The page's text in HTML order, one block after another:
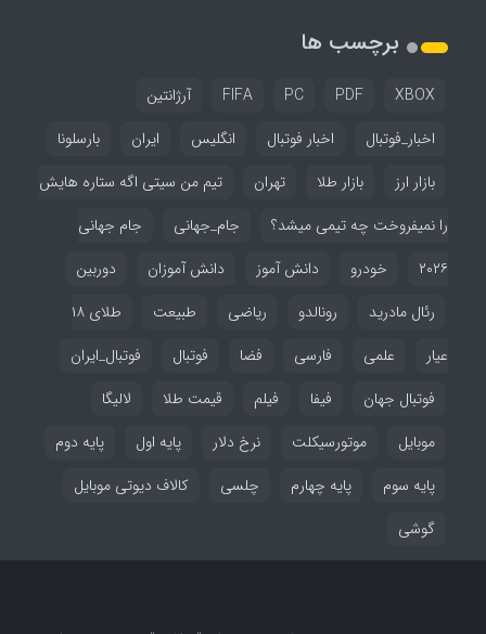
برچسب ها
FIFA PC PDF XBOX
آرژانتین
اخبار_فوتبال
اخبار فوتبال انگلیس ایران
بارسلونا
بازار ارز
بازار طلا تهران
تیم من سیتی اگه ستاره هایش
را نمیفروخت چه تیمی میشد؟
جام_جهانی
جام جهانی
۲۰۲۶
خودرو دانش آموز دانش آموزان
دوربین
رئال مادرید
رونالدو ریاضی طبیعت
طلای ۱۸
عیار
علمی فارسی فضا فوتبال
فوتبال_ایران
فوتبال جهان
فیفا فیلم قیمت طلا
لالیگا
موبایل
موتورسیکلت نرخ دلار پایه اول
پایه دوم
پایه سوم
پایه چهارم چلسی
کالاف دیوتی موبایل
گوشی